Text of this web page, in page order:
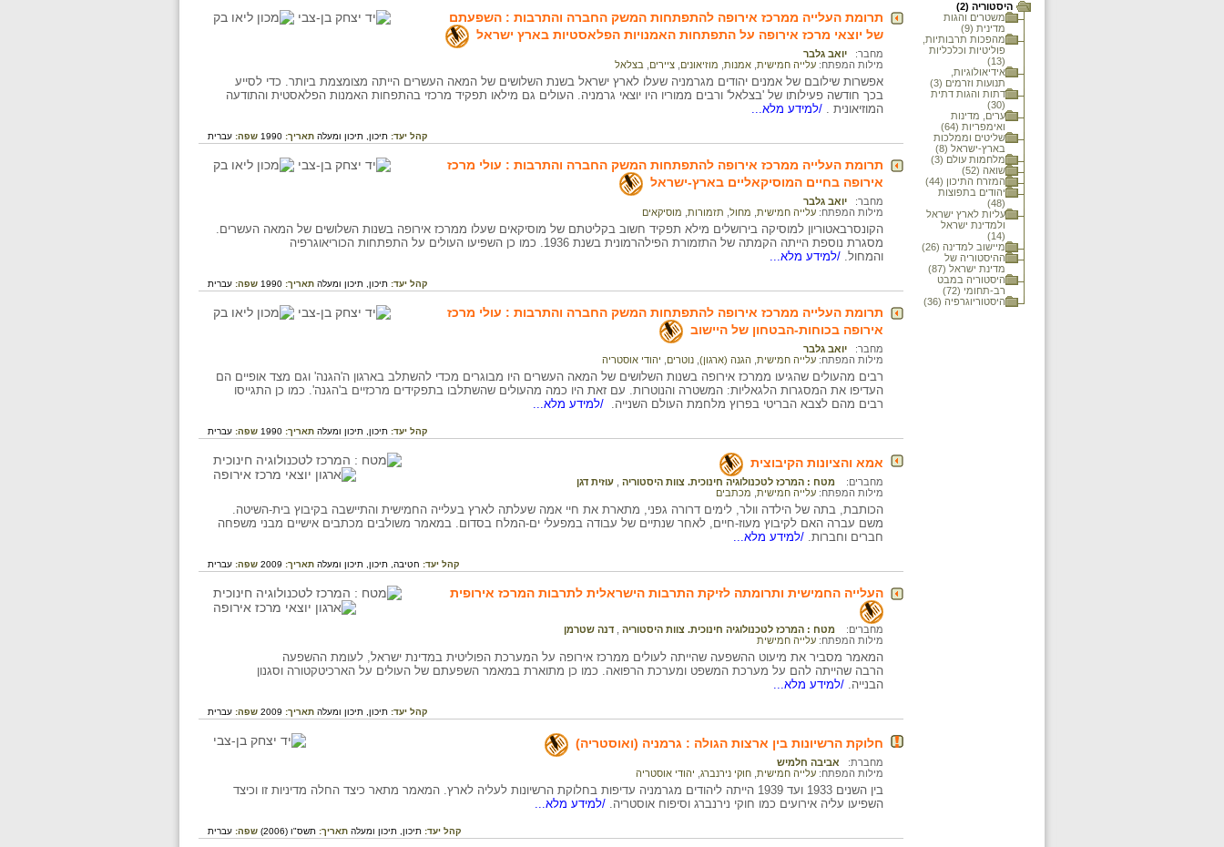
היסטוריה (2)
משטרים והגות
מדינית (9)
מהפכות תרבותיות,
פוליטיות וכלכליות
(13)
אידיאולוגיות,
תנועות וזרמים (3)
דתות והגות דתית
(30)
ערים, מדינות
ואימפריות (64)
שליטים וממלכות
בארץ-ישראל (8)
מלחמות עולם (3)
שואה (52)
המזרח התיכון (44)
יהודים בתפוצות
(48)
עליות לארץ ישראל
ולמדינת ישראל
(14)
מיישוב למדינה (26)
ההיסטוריה של
מדינת ישראל (87)
היסטוריה במבט
רב-תחומי (72)
היסטוריוגרפיה (36)
תרומת העלייה ממרכז אירופה להתפתחות המשק החברה והתרבות : השפעתם
של יוצאי מרכז אירופה על התפתחות האמנויות הפלאסטיות בארץ ישראל
מחבר:
יואב גלבר
מילות המפתח: עלייה חמישית אמנות מוזיאונים ציירים בצלאל
אפשרות שילובם של אמנים יהודים מגרמניה שעלו לארץ ישראל בשנת השלושים של המאה העשרים הייתה מצומצמת ביותר. כדי לסייע
בכך חודשה פעילותו של 'בצלאל' ורבים ממוריו היו יוצאי גרמניה. העולים גם מילאו תפקיד מרכזי בהתפחות האמנות הפלאסטית והתודעה
המוזיאונית . /למידע מלא...
קהל יעד: תיכון, תיכון ומעלה תאריך: 1990 שפה: עברית
תרומת העלייה ממרכז אירופה להתפתחות המשק החברה והתרבות : עולי מרכז
אירופה בחיים המוסיקאליים בארץ-ישראל
מחבר:
יואב גלבר
מילות המפתח: עלייה חמישית מחול תזמורות מוסיקאים
הקונסרבאטוריון למוסיקה בירושלים מילא תפקיד חשוב בקליטתם של מוסיקאים שעלו ממרכז אירופה בשנות השלושים של המאה העשרים.
מסגרת נוספת הייתה הקמתה של התזמורת הפילהרמונית בשנת 1936. כמו כן השפיעו העולים על התפתחות הכוריאוגרפיה
והמחול. /למידע מלא...
קהל יעד: תיכון, תיכון ומעלה תאריך: 1990 שפה: עברית
תרומת העלייה ממרכז אירופה להתפתחות המשק החברה והתרבות : עולי מרכז
אירופה בכוחות-הבטחון של היישוב
מחבר:
יואב גלבר
מילות המפתח: עלייה חמישית הגנה (ארגון) נוטרים יהודי אוסטריה
רבים מהעולים שהגיעו ממרכז אירופה בשנות השלושים של המאה העשרים היו מבוגרים מכדי להשתלב בארגון ה'הגנה' וגם מצד אופיים הם
העדיפו את המסגרות הלגאליות: המשטרה והנוטרות. עם זאת היו כמה מהעולים שהשתלבו בתפקידים מרכזיים ב'הגנה'. כמו כן התגייסו
רבים מהם לצבא הבריטי בפרוץ מלחמת העולם השנייה. /למידע מלא...
קהל יעד: תיכון, תיכון ומעלה תאריך: 1990 שפה: עברית
אמא והציונות הקיבוצית
מחברים: מטח : המרכז לטכנולוגיה חינוכית. צוות היסטוריה
עוזית דגן
מילות המפתח: עלייה חמישית מכתבים
הכותבת, בתה של הילדה וולר, לימים דרורה גפני, מתארת את חיי אמה שעלתה לארץ בעלייה החמישית והתיישבה בקיבוץ בית-השיטה.
משם עברה האם לקיבוץ מעוז-חיים, לאחר שנתיים של עבודה במפעלי ים-המלח בסדום. במאמר משולבים מכתבים אישיים מבני משפחה
חברים וחברות. /למידע מלא...
קהל יעד: חטיבה, תיכון, תיכון ומעלה תאריך: 2009 שפה: עברית
העלייה החמישית ותרומתה לזיקת התרבות הישראלית לתרבות המרכז אירופית
מחברים: מטח : המרכז לטכנולוגיה חינוכית. צוות היסטוריה ,דנה שטרמן
מילות המפתח: עלייה חמישית
המאמר מסביר את מיעוט ההשפעה שהייתה לעולים ממרכז אירופה על המערכת הפוליטית במדינת ישראל, לעומת ההשפעה
הרבה שהייתה להם על מערכת המשפט ומערכת הרפואה. כמו כן מתוארת במאמר השפעתם של העולים על הארכיטקטורה וסגנון
הבנייה. /למידע מלא...
קהל יעד: תיכון, תיכון ומעלה תאריך: 2009 שפה: עברית
חלוקת הרשיונות בין ארצות הגולה : גרמניה (ואוסטריה)
מחברת:
אביבה חלמיש
מילות המפתח: עלייה חמישית חוקי נירנברג יהודי אוסטריה
בין השנים 1933 ועד 1939 הייתה ליהודים מגרמניה עדיפות בחלוקת הרשיונות לעליה לארץ. המאמר מתאר כיצד החלה מדיניות זו וכיצד
השפיעו עליה אירועים כמו חוקי נירנברג וסיפוח אוסטריה. /למידע מלא...
קהל יעד: תיכון, תיכון ומעלה תאריך: תשס"ו (2006) שפה: עברית